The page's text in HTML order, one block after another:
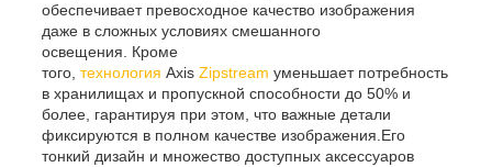
обеспечивает превосходное качество изображения
даже в сложных условиях смешанного
освещения. Кроме
того, технология Axis Zipstream уменьшает потребность
в хранилищах и пропускной способности до 50% и
более, гарантируя при этом, что важные детали
фиксируются в полном качестве изображения.Его
тонкий дизайн и множество доступных аксессуаров